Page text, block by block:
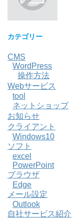
カテゴリー
CMS
WordPress
操作方法
Webサービス
tool
ネットショップ
お知らせ
クライアント
Windows10
ソフト
excel
PowerPoint
ブラウザ
Edge
メール設定
Outlook
自社サービス紹介